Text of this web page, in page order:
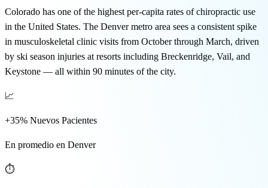
Colorado has one of the highest per-capita rates of chiropractic use
in the United States. The Denver metro area sees a consistent spike
in musculoskeletal clinic visits from October through March, driven
by ski season injuries at resorts including Breckenridge, Vail, and
Keystone — all within 90 minutes of the city.
📈
+35% Nuevos Pacientes
En promedio en Denver
⏱️